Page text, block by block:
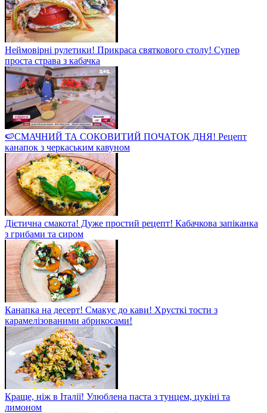
Неймовірні рулетики! Прикраса святкового столу! Супер
проста страва з кабачка
🍉СМАЧНИЙ ТА СОКОВИТИЙ ПОЧАТОК ДНЯ! Рецепт
канапок з черкаським кавуном
Дієтична смакота! Дуже простий рецепт! Кабачкова запіканка
з грибами та сиром
Канапка на десерт! Смакує до кави! Хрусткі тости з
карамелізованими абрикосами!
Краще, ніж в Італії! Улюблена паста з тунцем, цукіні та
лимоном